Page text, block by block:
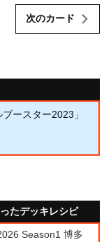
次のカード
ースター2023」
たデッキレシピ
Season1 博多